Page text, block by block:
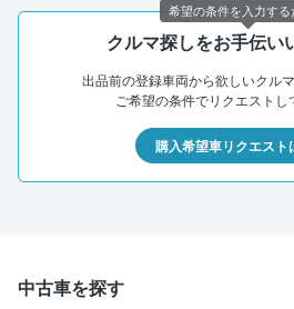
クルマ探しをお手伝い
出品前の登録車両から欲しいクル
ご希望の条件でリクエストし
購入希望車リクエスト
中古車を探す
希望の条件を入力する